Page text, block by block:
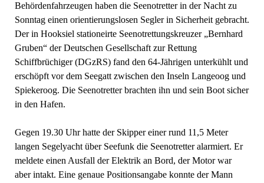
Behördenfahrzeugen haben die Seenotretter in der Nacht zu
Sonntag einen orientierungslosen Segler in Sicherheit gebracht.
Der in Hooksiel stationeirte Seenotrettungskreuzer „Bernhard
Gruben“ der Deutschen Gesellschaft zur Rettung
Schiffbrüchiger (DGzRS) fand den 64-Jährigen unterkühlt und
erschöpft vor dem Seegatt zwischen den Inseln Langeoog und
Spiekeroog. Die Seenotretter brachten ihn und sein Boot sicher
in den Hafen.
Gegen 19.30 Uhr hatte der Skipper einer rund 11,5 Meter
langen Segelyacht über Seefunk die Seenotretter alarmiert. Er
meldete einen Ausfall der Elektrik an Bord, der Motor war
aber intakt. Eine genaue Positionsangabe konnte der Mann